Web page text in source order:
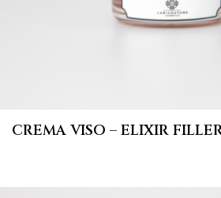
CREMA VISO – ELIXIR